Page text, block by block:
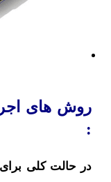
روش های
:
در حالت کلی